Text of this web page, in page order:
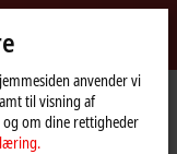
myBeckhoff
| System KL9160
anvender vi
til visning af
om dine rettigheder